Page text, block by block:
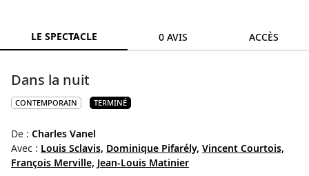
LE SPECTACLE 0 AVIS ACCÈS
Dans la nuit
CONTEMPORAIN TERMINÉ
De : Charles Vanel
Avec : Louis Sclavis, Dominique Pifarély, Vincent Courtois,
François Merville, Jean-Louis Matinier